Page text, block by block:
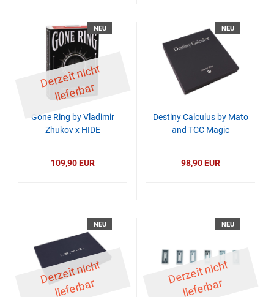
D
er
z
eit
ni
c
ht
li
ef
er
b
ar
NEU
Gone Ring by Vladimir
Zhukov x HIDE
109,90 EUR
NEU
Destiny Calculus by Mato
and TCC Magic
98,90 EUR
D
er
z
eit
ni
c
ht
li
ef
er
b
ar
NEU
D
er
z
eit
ni
c
ht
li
ef
er
b
ar
NEU